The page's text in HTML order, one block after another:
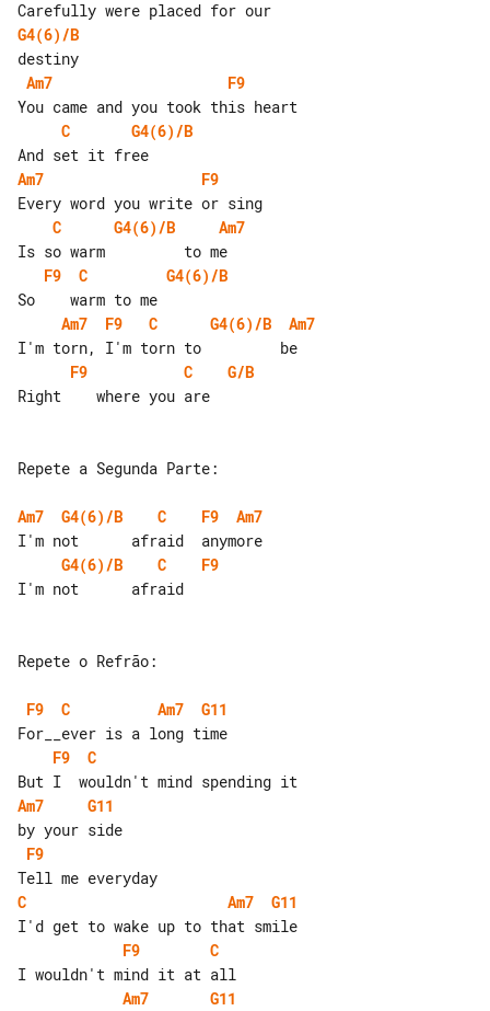
G4(6)/B
Am7
F9
C
G4(6)/B
Am7
F9
C
G4(6)/B
Am7
F9
C
G4(6)/B
Am7
F9 C G4(6)/B
Am7
F9
C
G/B
Right    where you are
Repete a Segunda Parte:
Am7 G4(6)/B C F9
Am7
G4(6)/B
C
F9
I'm not      afraid
Repete o Refrão:
F9 C Am7
G11
F9
C
Am7
G11
F9
C
Am7
G11
F9
C
Am7
G11